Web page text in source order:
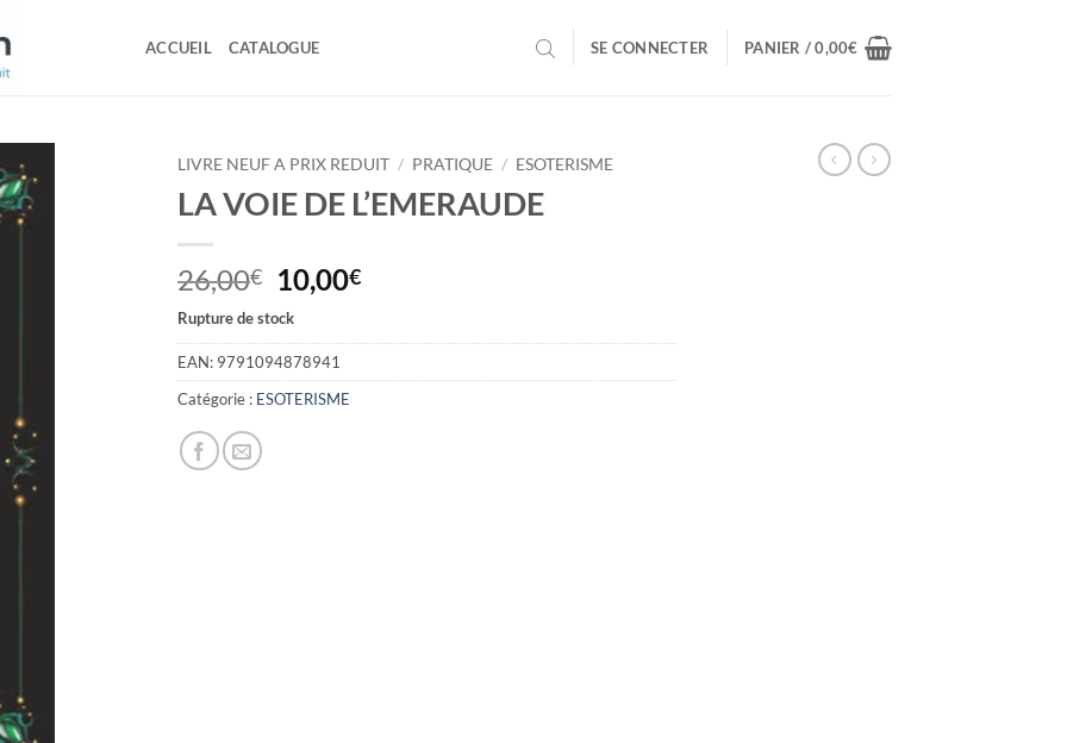
ACCUEIL CATALOGUE SE CONNECTER PANIER /0,00€
LIVRE NEUF A PRIX REDUIT / PRATIQUE / ESOTERISME
LA VOIE DE L’EMERAUDE
26,00€
Le
prix
initial
était :
26,00€.
10,00€Le
actuel
10,00€.
Rupture de stock
EAN: 9791094878941
Catégorie : ESOTERISME